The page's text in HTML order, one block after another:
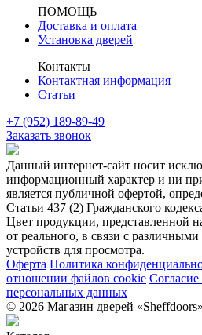
ПОМОЩЬ
Доставка и оплата
Установка дверей
Контакты
Контактная информация
Статьи
+7 (952) 189-89-49
Заказать звонок
Данный интернет-сайт носит
информационный характер и ни
является публичной офертой,
Статьи 437 (2) Гражданского
Цвет продукции, представленной
от реального, в связи с
устройств для просмотра.
Оферта Политика
отношении файлов cookie Согласие
персональных данных
© 2026 Магазин дверей «Sheffdoors»